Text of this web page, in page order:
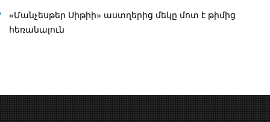
«Մանչեսթեր Սիթիի» աստղերից մեկը մոտ է թիմից
հեռանալուն